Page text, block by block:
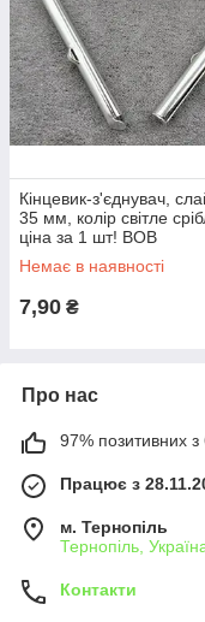
Кінцевик-з'єднувач,
35 мм, колір світле
ціна за 1 шт! ВОВ
Немає в наявності
7,90 ₴
Про нас
97% позитивних з
Працює з
м. Тернопіль
Тернопіль,
Контакти